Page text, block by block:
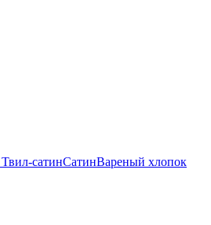
Твил-сатинСатинВареный хлопок